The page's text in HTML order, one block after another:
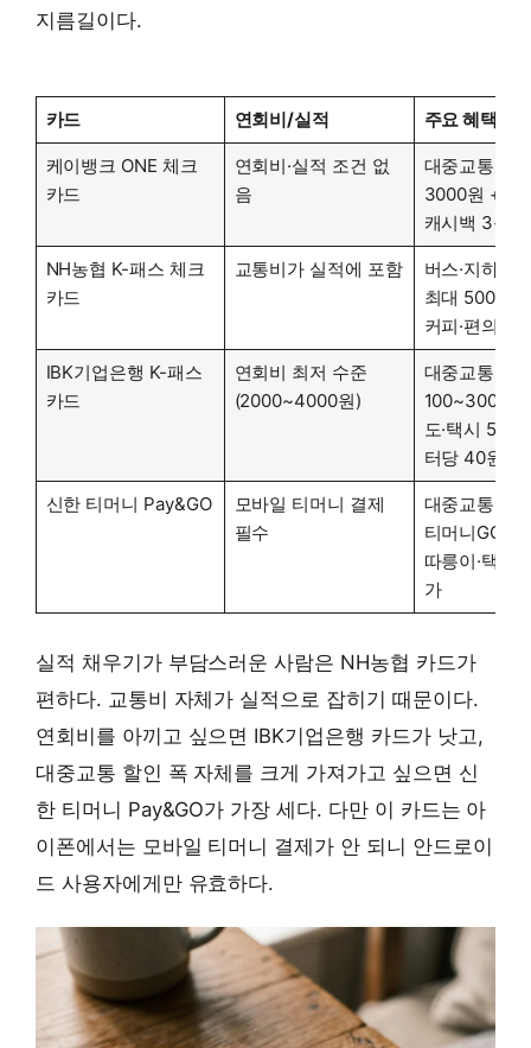
지름길이다.
카드 연회비/실적 주요 혜택
케이뱅크 ONE 체크
카드
연회비·실적 조건 없
음
대중교통 캐
3000원 + 전
캐시백 3종
NH농협 K-패스 체크
카드
교통비가 실적에 포함
버스·지하철
최대 5000원
커피·편의점
IBK기업은행 K-패스
카드
연회비 최저 수준
(2000~4000원)
대중교통 회
100~300원
도·택시 5%,
터당 40원
신한 티머니 Pay&GO
모바일 티머니 결제
필수
대중교통
티머니GO
따릉이·택시
가
실적 채우기가 부담스러운 사람은 NH농협 카드가
편하다. 교통비 자체가 실적으로 잡히기 때문이다.
연회비를 아끼고 싶으면 IBK기업은행 카드가 낫고,
대중교통 할인 폭 자체를 크게 가져가고 싶으면 신
한 티머니 Pay&GO가 가장 세다. 다만 이 카드는 아
이폰에서는 모바일 티머니 결제가 안 되니 안드로이
드 사용자에게만 유효하다.